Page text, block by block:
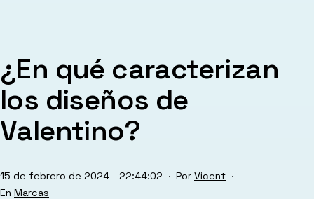
¿En qué caracterizan
los diseños de
Valentino?
Publicada
el
15 de febrero de 2024 - 22:44:02 Por Vicent
Categorizado
Marcas